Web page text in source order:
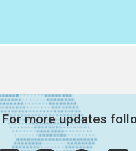
For more updates